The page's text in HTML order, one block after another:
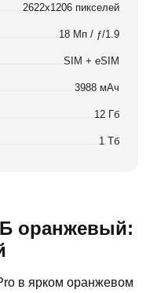
2622x1206 пикселей
18 Мп / ƒ/1.9
SIM + eSIM
3988 мАч
12 Гб
1 Тб
оранжевый:
в ярком оранжевом